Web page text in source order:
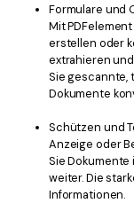
Formulare und
Mit
erstellen oder
extrahieren
Sie gescannte,
Dokumente
Schützen und
Anzeige oder
Sie
weiter. Die
Informationen.